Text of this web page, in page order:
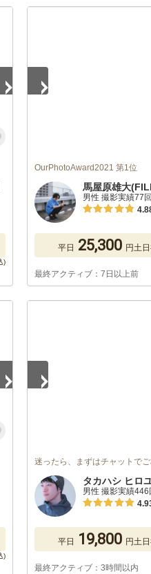
OurPhotoAward2021 第1位
馬屋原雄大
男性 撮影実績77回
平日 25,300 円土
最終アクティブ：7日以上前
迷ったら、まずはチャットでご
タカハシ ヒロ
男性 撮影実績446
平日 19,800 円土
最終アクティブ：3時間以内